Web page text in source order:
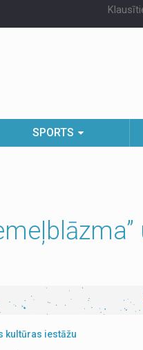
SPORTS
kultūras iestāžu